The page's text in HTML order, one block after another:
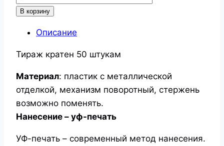
В корзину
Описание
Тираж кратен 50 штукам
Материал: пластик с металлической
отделкой, механизм поворотный, стержень
возможно поменять.
Нанесение – уф-печать
УФ-печать – современный метод нанесения.